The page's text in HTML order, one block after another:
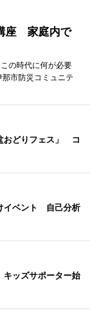
座 家庭内で
の時代に何が必要
市防災コミュニテ
おどりフェス」 コ
イベント 自己分析
ッズサポーター始